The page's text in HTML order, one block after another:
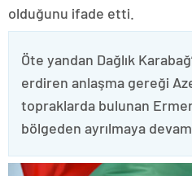
olduğunu ifade etti.
Öte yandan Dağlık
erdiren anlaşma gereği
topraklarda bulunan
bölgeden ayrılmaya